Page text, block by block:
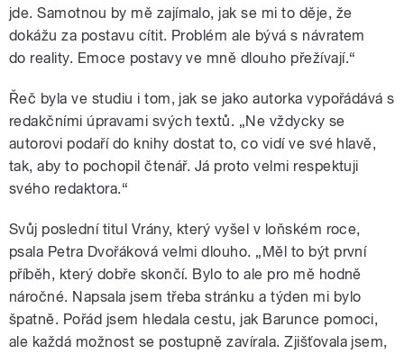
jde. Samotnou by mě zajímalo, jak se mi to děje, že
dokážu za postavu cítit. Problém ale bývá s návratem
do reality. Emoce postavy ve mně dlouho přežívají.“
Řeč byla ve studiu i tom, jak se jako autorka vypořádává s
redakčními úpravami svých textů. „Ne vždycky se
autorovi podaří do knihy dostat to, co vidí ve své hlavě,
tak, aby to pochopil čtenář. Já proto velmi respektuji
svého redaktora.“
Svůj poslední titul Vrány, který vyšel v loňském roce,
psala Petra Dvořáková velmi dlouho. „Měl to být první
příběh, který dobře skončí. Bylo to ale pro mě hodně
náročné. Napsala jsem třeba stránku a týden mi bylo
špatně. Pořád jsem hledala cestu, jak Barunce pomoci,
ale každá možnost se postupně zavírala. Zjišťovala jsem,